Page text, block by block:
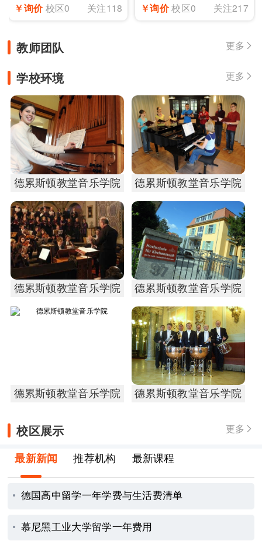
￥询价 校区0 关注118 ￥询价校区0 关注217
教师团队 更多 
学校环境 更多 
德累斯顿教堂音乐学院 德累斯顿教堂音乐学院
德累斯顿教堂音乐学院 德累斯顿教堂音乐学院
德累斯顿教堂音乐学院 德累斯顿教堂音乐学院
校区展示 更多 
最新新闻 推荐机构 最新课程
德国高中留学一年学费与生活费清单
慕尼黑工业大学留学一年费用